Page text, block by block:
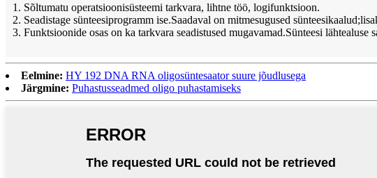
1. Sõltumatu operatsioonisüsteemi tarkvara, lihtne töö, logifunktsioon.
2. Seadistage sünteesiprogramm ise.Saadaval on mitmesugused
3. Funktsioonide osas on ka tarkvara seadistused mugavamad.Sünteesi
Eelmine: HY 192 DNA RNA oligosüntesaator suure jõudlusega
Järgmine: Puhastusseadmed oligo puhastamiseks